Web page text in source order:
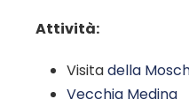
Attività:
Visitadella
Vecchia Medina